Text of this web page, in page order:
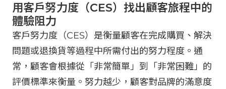
用客戶努力度（CES）找出顧客旅程中的
體驗阻力
客戶努力度（CES）是衡量顧客在完成購買、解決
問題或退換貨等過程中所需付出的努力程度。通
常，顧客會根據從「非常簡單」到「非常困難」的
評價標準來衡量。努力越少，顧客對品牌的滿意度